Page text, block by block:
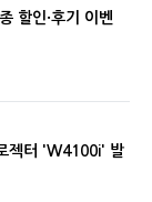
할인·후기 이벤
젝터 'W4100i' 발